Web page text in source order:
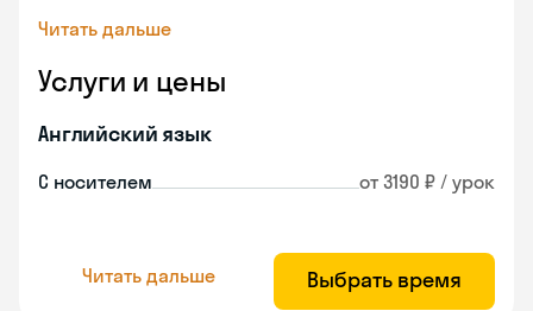
Читать дальше
Услуги и цены
Английский язык
С носителем от 3190 ₽ / урок
Читать дальше Выбрать время